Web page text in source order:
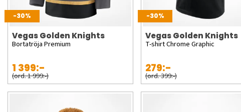
-30%
Vegas Golden Knights
Bortatröja Premium
1 399:-
(ord. 1 999:-)
-30%
Vegas Golden Knights
T-shirt Chrome Graphic
279:-
(ord. 399:-)